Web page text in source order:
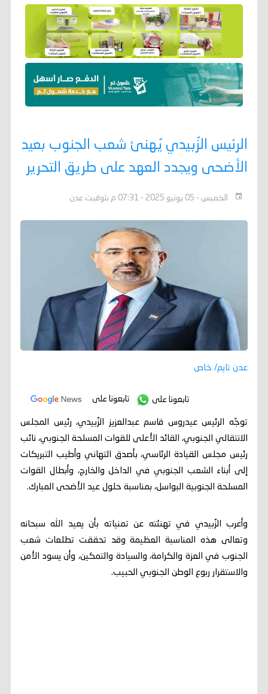
الرئيس الزُبيدي يُهنئ شعب الجنوب بعيد
الأضحى ويجدد العهد على طريق التحرير
الخميس - 05 يونيو 2025 - 07:31 م بتوقيت عدن
عدن تايم/ خاص
تابعونا على تابعونا على
توجّه الرئيس عيدروس قاسم عبدالعزيز الزُبيدي، رئيس المجلس
الانتقالي الجنوبي، القائد الأعلى للقوات المسلحة الجنوبي، نائب
رئيس مجلس القيادة الرئاسي، بأصدق التهاني وأطيب التبريكات
إلى أبناء الشعب الجنوبي في الداخل والخارج، وأبطال القوات
المسلحة الجنوبية البواسل، بمناسبة حلول عيد الأضحى المبارك.
وأعرب الزُبيدي في تهنئته عن تمنياته بأن يعيد الله سبحانه
وتعالى هذه المناسبة العظيمة وقد تحققت تطلعات شعب
الجنوب في العزة والكرامة، والسيادة والتمكين، وأن يسود الأمن
والاستقرار ربوع الوطن الجنوبي الحبيب.